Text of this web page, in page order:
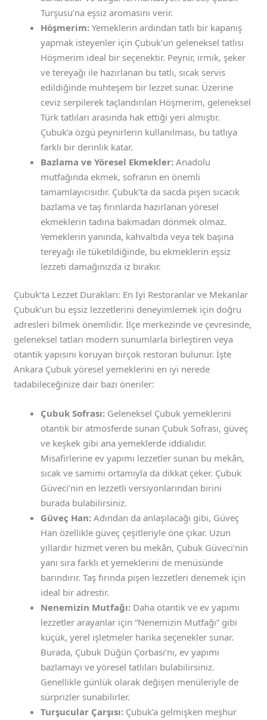
Turşusu’na eşsiz aromasını verir.
Höşmerim: Yemeklerin ardından tatlı bir kapanış
yapmak isteyenler için Çubuk’un geleneksel tatlısı
Höşmerim ideal bir seçenektir. Peynir, irmik, şeker
ve tereyağı ile hazırlanan bu tatlı, sıcak servis
edildiğinde muhteşem bir lezzet sunar. Üzerine
ceviz serpilerek taçlandırılan Höşmerim, geleneksel
Türk tatlıları arasında hak ettiği yeri almıştır.
Çubuk’a özgü peynirlerin kullanılması, bu tatlıya
farklı bir derinlik katar.
Bazlama ve Yöresel Ekmekler: Anadolu
mutfağında ekmek, sofranın en önemli
tamamlayıcısıdır. Çubuk’ta da sacda pişen sıcacık
bazlama ve taş fırınlarda hazırlanan yöresel
ekmeklerin tadına bakmadan dönmek olmaz.
Yemeklerin yanında, kahvaltıda veya tek başına
tereyağı ile tüketildiğinde, bu ekmeklerin eşsiz
lezzeti damağınızda iz bırakır.
Çubuk’ta Lezzet Durakları: En İyi Restoranlar ve Mekanlar
Çubuk’un bu eşsiz lezzetlerini deneyimlemek için doğru
adresleri bilmek önemlidir. İlçe merkezinde ve çevresinde,
geleneksel tatları modern sunumlarla birleştiren veya
otantik yapısını koruyan birçok restoran bulunur. İşte
Ankara Çubuk yöresel yemeklerini en iyi nerede
tadabileceğinize dair bazı öneriler:
Çubuk Sofrası: Geleneksel Çubuk yemeklerini
otantik bir atmosferde sunan Çubuk Sofrası, güveç
ve keşkek gibi ana yemeklerde iddialıdır.
Misafirlerine ev yapımı lezzetler sunan bu mekân,
sıcak ve samimi ortamıyla da dikkat çeker. Çubuk
Güveci’nin en lezzetli versiyonlarından birini
burada bulabilirsiniz.
Güveç Han: Adından da anlaşılacağı gibi, Güveç
Han özellikle güveç çeşitleriyle öne çıkar. Uzun
yıllardır hizmet veren bu mekân, Çubuk Güveci’nin
yanı sıra farklı et yemeklerini de menüsünde
barındırır. Taş fırında pişen lezzetleri denemek için
ideal bir adrestir.
Nenemizin Mutfağı: Daha otantik ve ev yapımı
lezzetler arayanlar için “Nenemizin Mutfağı” gibi
küçük, yerel işletmeler harika seçenekler sunar.
Burada, Çubuk Düğün Çorbası’nı, ev yapımı
bazlamayı ve yöresel tatlıları bulabilirsiniz.
Genellikle günlük olarak değişen menüleriyle de
sürprizler sunabilirler.
Turşucular Çarşısı: Çubuk’a gelmişken meşhur